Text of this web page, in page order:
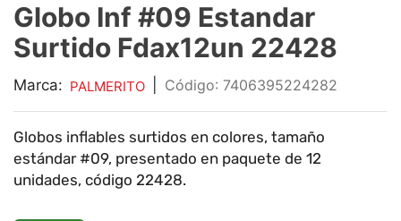
Globo Inf #09 Estandar
Surtido Fdax12un 22428
Marca: PALMERITO : 7406395224282
Globos inflables surtidos en colores, tamaño
estándar #09, presentado en paquete de 12
unidades, código 22428.
5.
mouse
6.
marcadores
7.
audifonos
9 .
impresora
10. calculadora